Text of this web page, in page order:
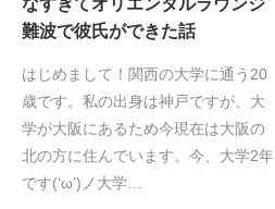
難波で彼氏ができた話
はじめまして！関西の大学に通う20
歳です。私の出身は神戸ですが、大
学が大阪にあるため今現在は大阪の
北の方に住んでいます。今、大学2年
です(‘ω’)ノ大学…